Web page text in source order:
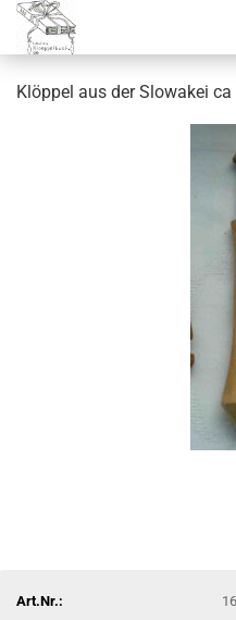
Klöppel aus der Slowakei
Art.Nr.: